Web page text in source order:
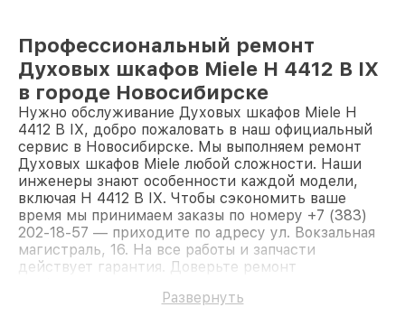
Профессиональный ремонт
Духовых шкафов Miele H 4412 B IX
в городе Новосибирске
Нужно обслуживание Духовых шкафов Miele H
4412 B IX, добро пожаловать в наш официальный
сервис в Новосибирске. Мы выполняем ремонт
Духовых шкафов Miele любой сложности. Наши
инженеры знают особенности каждой модели,
включая H 4412 B IX. Чтобы сэкономить ваше
время мы принимаем заказы по номеру +7 (383)
202-18-57 — приходите по адресу ул. Вокзальная
магистраль, 16. На все работы и запчасти
действует гарантия. Доверьте ремонт
Развернуть